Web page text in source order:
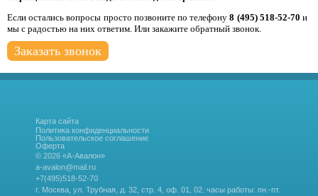
Если остались вопросы просто позвоните по телефону8 (495) 518-52-70 и
мы с радостью на них ответим. Или закажите обратный звонок.
Заказать звонок
Карта сайта
Политика конфиденциальности
Пользовательское соглашение
Оферта
© 2026 «А-Авалон»
a-avalon@mail.ru
+7(495)518-52-70
г. Москва, ул. Трубная, д. 32, стр. 4, оф. 01, 02. часы работы: пн.-пт.